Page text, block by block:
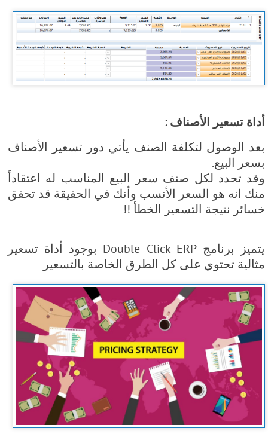
أداة تسعير الأصناف :
بعد الوصول لتكلفة الصنف يأتي دور تسعير الأصناف
بسعر البيع.
وقد تحدد لكل صنف سعر البيع المناسب له اعتقاداً
منك انه هو السعر الأنسب وأنك في الحقيقة قد تحقق
خسائر نتيجة التسعير الخطأ !!
يتميز برنامج Double Click ERP بوجود أداة تسعير
مثالية تحتوي على كل الطرق الخاصة بالتسعير